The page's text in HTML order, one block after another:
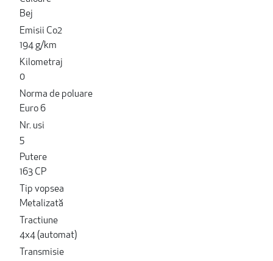
Bej
Emisii Co2
194 g/km
Kilometraj
0
Norma de poluare
Euro 6
Nr. usi
5
Putere
163 CP
Tip vopsea
Metalizată
Tractiune
4x4 (automat)
Transmisie